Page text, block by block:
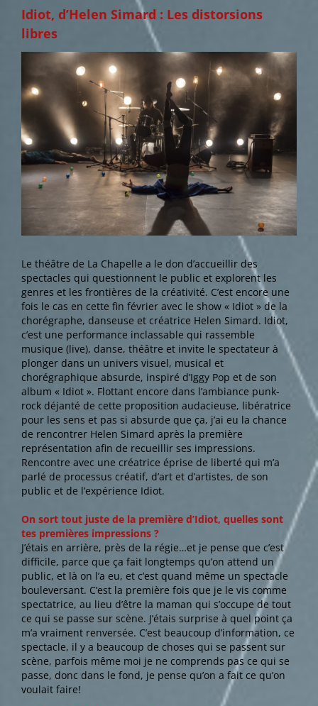
Idiot, d’Helen Simard : Les distorsions
libres
agrandie
Le théâtre de La Chapelle a le don d’accueillir des
spectacles qui questionnent le public et explorent les
genres et les frontières de la créativité. C’est encore une
fois le cas en cette fin février avec le show « Idiot » de la
chorégraphe, danseuse et créatrice Helen Simard. Idiot,
c’est une performance inclassable qui rassemble
musique (live), danse, théâtre et invite le spectateur à
plonger dans un univers visuel, musical et
chorégraphique absurde, inspiré d’Iggy Pop et de son
album « Idiot ». Flottant encore dans l’ambiance punk-
rock déjanté de cette proposition audacieuse, libératrice
pour les sens et pas si absurde que ça, j’ai eu la chance
de rencontrer Helen Simard après la première
représentation afin de recueillir ses impressions.
Rencontre avec une créatrice éprise de liberté qui m’a
parlé de processus créatif, d’art et d’artistes, de son
public et de l’expérience Idiot.
On sort tout juste de la première d’Idiot, quelles sont
tes premières impressions ?
J’étais en arrière, près de la régie…et je pense que c’est
difficile, parce que ça fait longtemps qu’on attend un
public, et là on l’a eu, et c’est quand même un spectacle
bouleversant. C’est la première fois que je le vis comme
spectatrice, au lieu d’être la maman qui s’occupe de tout
ce qui se passe sur scène. J’étais surprise à quel point ça
m’a vraiment renversée. C’est beaucoup d’information, ce
spectacle, il y a beaucoup de choses qui se passent sur
scène, parfois même moi je ne comprends pas ce qui se
passe, donc dans le fond, je pense qu’on a fait ce qu’on
voulait faire!